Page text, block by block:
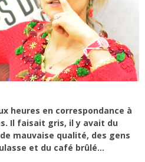
heures en correspondance à
Il faisait gris, il y avait du
mauvaise qualité, des gens
et du café brûlé…